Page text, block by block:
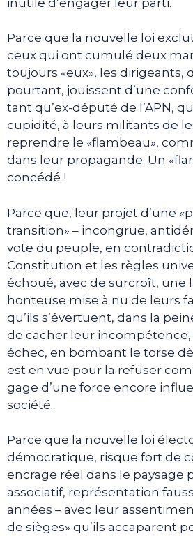
Parce que la nouvelle loi
ceux qui ont cumulé deux
toujours «eux», les dirigeants,
pourtant, jouissent d’une
tant qu’ex-député de l’APN,
cupidité, à leurs militants de
reprendre le «flambeau»,
dans leur propagande. Un
concédé !
Parce que, leur projet d’une
transition» – incongrue,
vote du peuple, en
Constitution et les règles
échoué, avec de surcroît, une
honteuse mise à nu de leurs
qu’ils s’évertuent, dans la
de cacher leur
échec, en bombant le torse
est en vue pour la refuser
gage d’une force encore
société.
Parce que la nouvelle loi
démocratique, risque fort de
encrage réel dans le paysage
associatif, représentation
années – avec leur
de sièges» qu’ils accaparent